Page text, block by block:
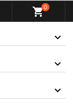
shopping_cart0